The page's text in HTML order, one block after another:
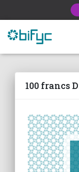
100 francs